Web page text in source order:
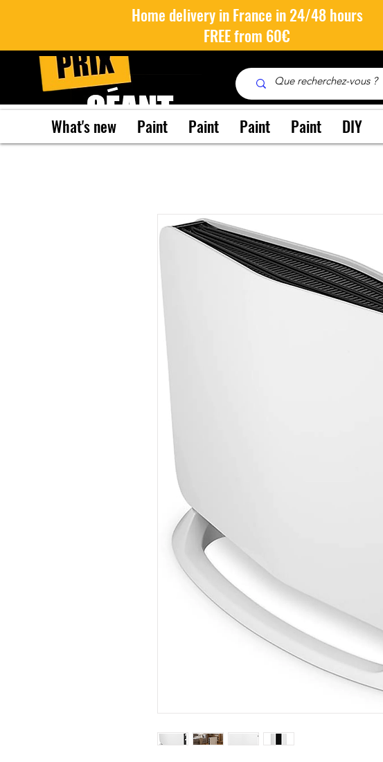
Home delivery in France in 24/48 hours
FREE from 60€
What's new Paint Paint Paint Paint DIY